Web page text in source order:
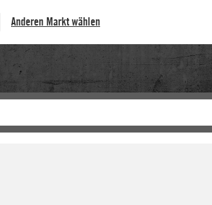
Anderen Markt wählen